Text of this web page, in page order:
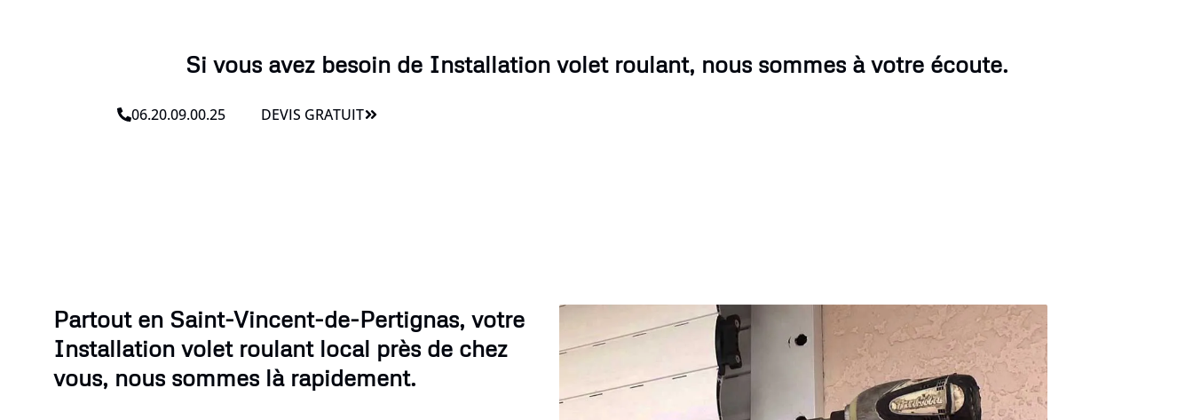
Si vous avez besoin de Installation volet roulant, nous sommes à votre écoute.
06.20.09.00.25 DEVIS GRATUIT
Partout en Saint-Vincent-de-Pertignas, votre
Installation volet roulant local près de chez
vous, nous sommes là rapidement.